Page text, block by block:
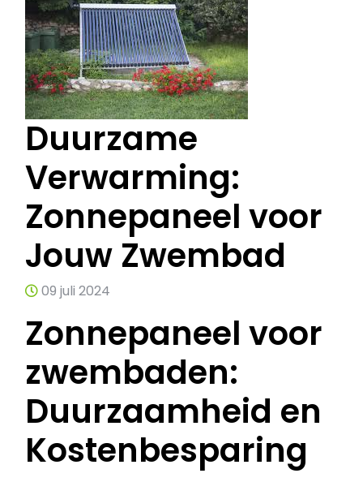
Duurzame
Verwarming:
Zonnepaneel voor
Jouw Zwembad
09 juli 2024
Zonnepaneel voor
zwembaden:
Duurzaamheid en
Kostenbesparing